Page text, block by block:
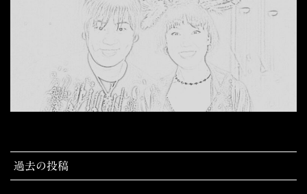
投
稿
過去の投稿